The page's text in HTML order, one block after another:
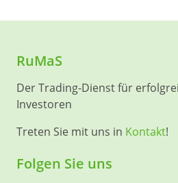
RuMaS
Der Trading-Dienst für
Investoren
Treten Sie mit uns in Kontakt!
Folgen Sie uns